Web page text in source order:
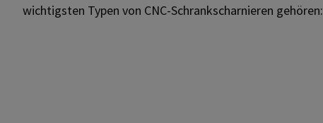
wichtigsten Typen von CNC-Schrankscharnieren gehören: